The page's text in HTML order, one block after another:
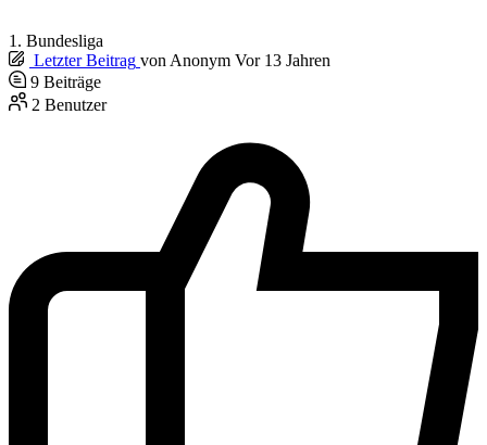
1. Bundesliga
Letzter Beitrag von Anonym Vor 13 Jahren
9 Beiträge
2 Benutzer